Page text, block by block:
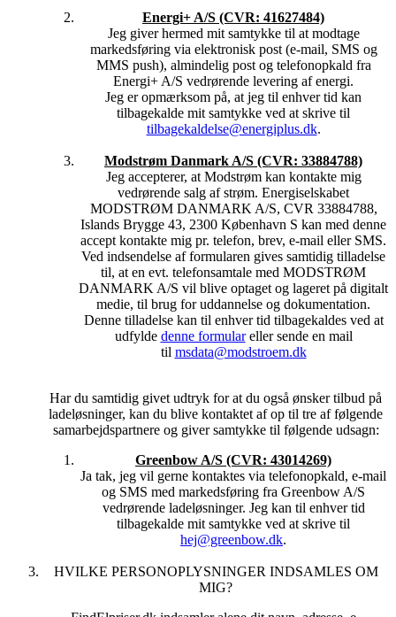
personligt.
Vi videregiver oplysninger, hvis vi er forpligtet til det efter
loven, eller hvis vi forpligtet til det efter en retskendelse.
5. DU KAN TIL ENHVER TID TILBAGEKALDE DIT
MARKEDSFØRINGSRETLIGE SAMTYKKE
Du kan til enhver tid trække dit samtykke tilbage. Når du har
henvendelser eller elektronisk markedsføringsmateriale fra os
eller vores samarbejdspartnere, medmindre du har givet andet
samtykke til, at vi må henvende os til dig.
Ønsker du at tilbagekalde dit samtykke, kan du henvende dig
til den enkelte virksomhed – eller skrive til os på
hej@findelpriser.dk
6. HVOR LÆNGE OPBEVARER I OPLYSNINGERNE
OM MIG?
Vi opbevarer og behandler dine oplysninger lige så længe, det
er nødvendigt i forhold til at opfylde dit ønske om at blive
kontaktet. Dog vil dine personoplysninger hos FindElpriser.dk
I overensstemmelse med Forbrugerombudsmandens
retningslinjer og krav opbevarer vi dokumentation for dit
indtil to år efter, at vi senest har anvendt dit
samtykke/samtykket tilbagekaldes.
Vores behandling, herunder opbevaring, sker her på baggrund
af databeskyttelsesforordningen art. 6(1)(c) eller 6(1)(f), idet vi
umiddelbart er forpligtet til at foretage behandlingen, og idet vi
overholder markedsføringsloven § 10.
Energi+ A/S (CVR: 41627484)
Jeg giver hermed mit samtykke til at modtage
markedsføring via elektronisk post (e-mail, SMS og
MMS push), almindelig post og telefonopkald fra
Energi+ A/S vedrørende levering af energi.
Jeg er opmærksom på, at jeg til enhver tid kan
tilbagekalde mit samtykke ved at skrive til
tilbagekaldelse@energiplus.dk.
Modstrøm Danmark A/S (CVR: 33884788)
Jeg accepterer, at Modstrøm kan kontakte mig
vedrørende salg af strøm. Energiselskabet
MODSTRØM DANMARK A/S, CVR 33884788,
Islands Brygge 43, 2300 København S kan med denne
accept kontakte mig pr. telefon, brev, e-mail eller SMS.
Ved indsendelse af formularen gives samtidig tilladelse
til, at en evt. telefonsamtale med MODSTRØM
DANMARK A/S vil blive optaget og lageret på digitalt
medie, til brug for uddannelse og dokumentation.
Denne tilladelse kan til enhver tid tilbagekaldes ved at
udfylde denne formulareller sende en mail
til msdata@modstroem.dk
Har du samtidig givet udtryk for at du også ønsker tilbud på
ladeløsninger, kan du blive kontaktet af op til tre af følgende
samarbejdspartnere og giver samtykke til følgende udsagn:
Greenbow A/S (CVR: 43014269)
Ja tak, jeg vil gerne kontaktes via telefonopkald, e-mail
og SMS med markedsføring fra Greenbow A/S
vedrørende ladeløsninger. Jeg kan til enhver tid
tilbagekalde mit samtykke ved at skrive til
hej@greenbow.dk.
HVILKE PERSONOPLYSNINGER INDSAMLES OM
MIG?